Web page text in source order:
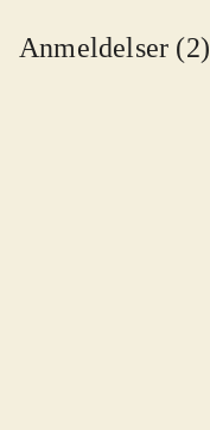
Anmeldelser (2)